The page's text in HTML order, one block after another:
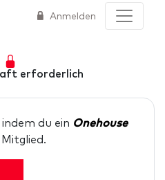
Anmelden
erforderlich
indem du ein Onehouse
Mitglied.